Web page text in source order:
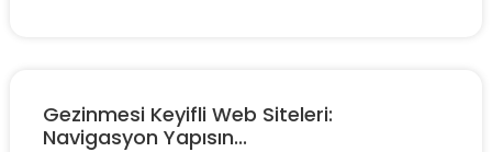
Gezinmesi Keyifli Web Siteleri:
Navigasyon Yapısın...